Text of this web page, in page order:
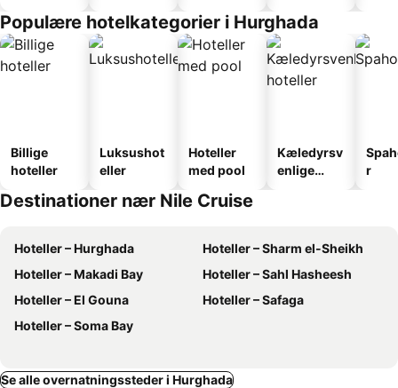
Populære hotelkategorier i Hurghada
Billige
hoteller
Luksushot
eller
Hoteller
med pool
Kæledyrsv
enlige
r
Destinationer nær Nile Cruise
Hoteller – Hurghada
Hoteller – Sharm el-Sheikh
Hoteller – Makadi Bay
Hoteller – Sahl Hasheesh
Hoteller – El Gouna
Hoteller – Safaga
Hoteller – Soma Bay
Se alle overnatningssteder i Hurghada